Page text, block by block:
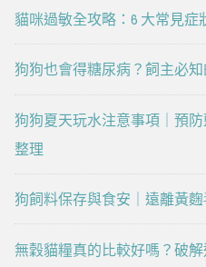
貓咪過敏全攻略：6 大常見
狗狗也會得糖尿病？飼主必
狗狗夏天玩水注意事項｜預
整理
狗飼料保存與食安｜遠離黃
無穀貓糧真的比較好嗎？破